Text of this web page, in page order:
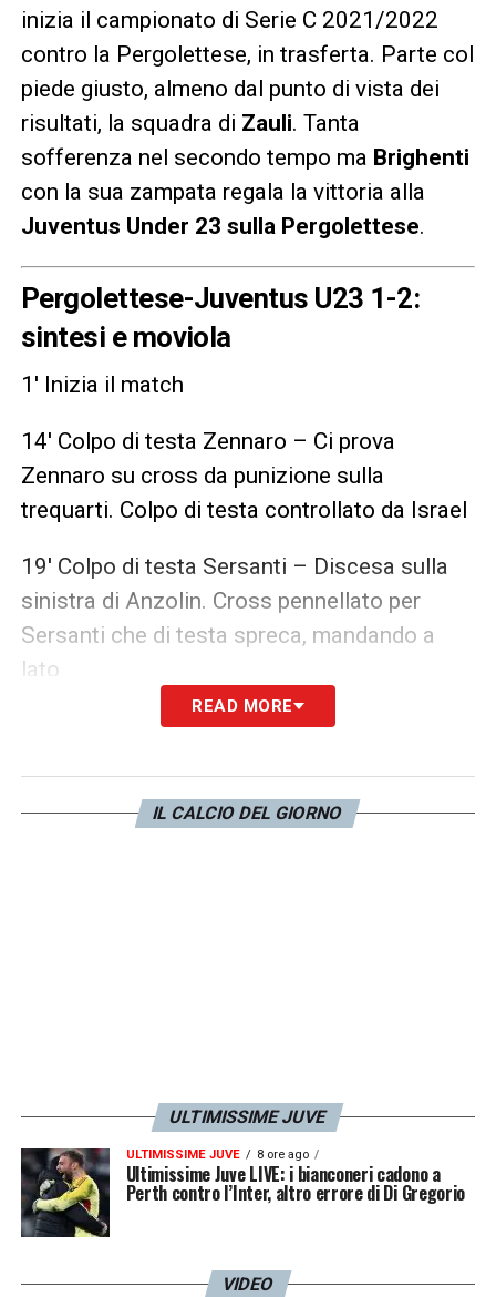
inizia il campionato di Serie C 2021/2022
contro la Pergolettese, in trasferta. Parte col
piede giusto, almeno dal punto di vista dei
risultati, la squadra di Zauli. Tanta
sofferenza nel secondo tempo ma Brighenti
con la sua zampata regala la vittoria alla
Juventus Under 23 sulla Pergolettese.
Pergolettese-Juventus U23 1-2:
sintesi e moviola
1′ Inizia il match
14′ Colpo di testa Zennaro – Ci prova
Zennaro su cross da punizione sulla
trequarti. Colpo di testa controllato da Israel
19′ Colpo di testa Sersanti – Discesa sulla
sinistra di Anzolin. Cross pennellato per
Sersanti che di testa spreca, mandando a
lato
30 Tiro Soulè – Sinistro al volo di Soulè che
37′ Gol Miretti – Eurogol di Miretti. Azione
45+2′ Tiro Villa – Azione della Pergolettese
che calcia in porta con Villa. Israel è attento
52′ Colpo di testa Barbieri – Calcio di
READ MORE
IL CALCIO DEL GIORNO
ULTIMISSIME JUVE
ULTIMISSIME JUVE 8 ore ago
Ultimissime Juve LIVE: i bianconeri cadono a
Perth contro l’Inter, altro errore di Di Gregorio
VIDEO